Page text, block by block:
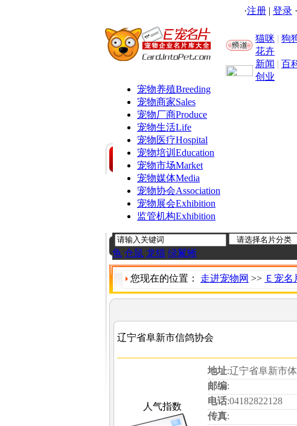
·注册 | 登录 ·
猫咪 | 狗
花卉
新闻 | 百
创业
宠物养殖Breeding
宠物商家Sales
宠物厂商Produce
宠物生活Life
宠物医疗Hospital
宠物培训 Education
宠物市场Market
宠物媒体Media
宠物协会Association
宠物展会Exhibition
监管机构Exhibition
龟 仓鼠 龙猫 绿鬣蜥
您现在的位置： 走进宠物网 >> Ｅ宠名
辽宁省阜新市信鸽协会
人气指数
地址:辽宁省阜新市
邮编:
电话:04182822128
传真: